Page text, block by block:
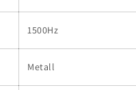
1500Hz
Metall